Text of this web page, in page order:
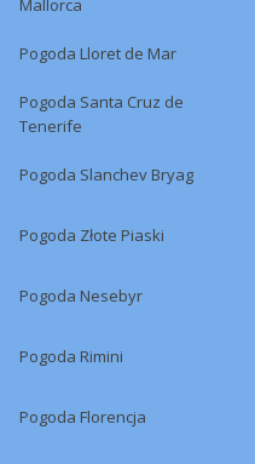
Mallorca
Pogoda Lloret de Mar
Pogoda Santa Cruz de
Tenerife
Pogoda Slanchev Bryag
Pogoda Złote Piaski
Pogoda Nesebyr
Pogoda Rimini
Pogoda Florencja